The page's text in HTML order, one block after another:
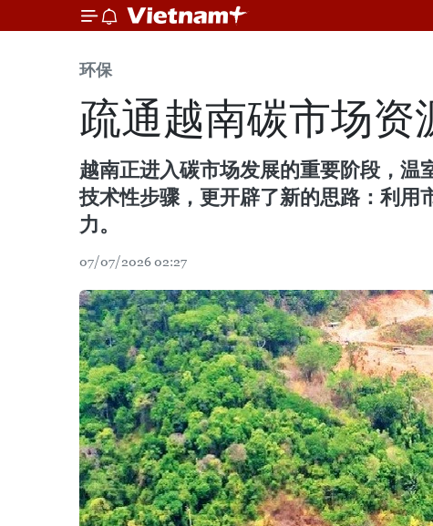
环保
疏通越南碳市场资
越南正进入碳市场发展的重要阶段，温
技术性步骤，更开辟了新的思路：利用
力。
07/07/2026 02:27